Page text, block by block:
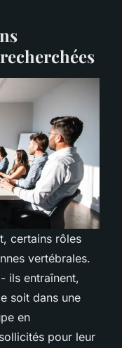
certains rôles
vertébrales.
ils entraînent,
soit dans une
en
pour leur